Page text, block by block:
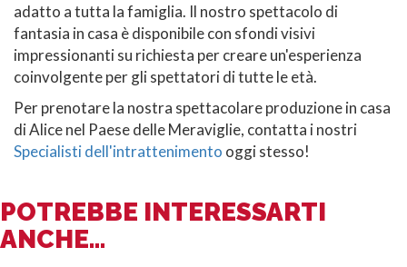
adatto a tutta la famiglia. Il nostro spettacolo di
fantasia in casa è disponibile con sfondi visivi
impressionanti su richiesta per creare un'esperienza
coinvolgente per gli spettatori di tutte le età.
Per prenotare la nostra spettacolare produzione in casa
di Alice nel Paese delle Meraviglie, contatta i nostri
Specialisti dell'intrattenimento oggi stesso!
POTREBBE INTERESSARTI
ANCHE...